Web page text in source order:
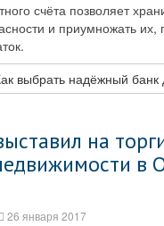
счёта позволяет
и приумножать их,
выбрать надёжный
на
в
26 января 2017